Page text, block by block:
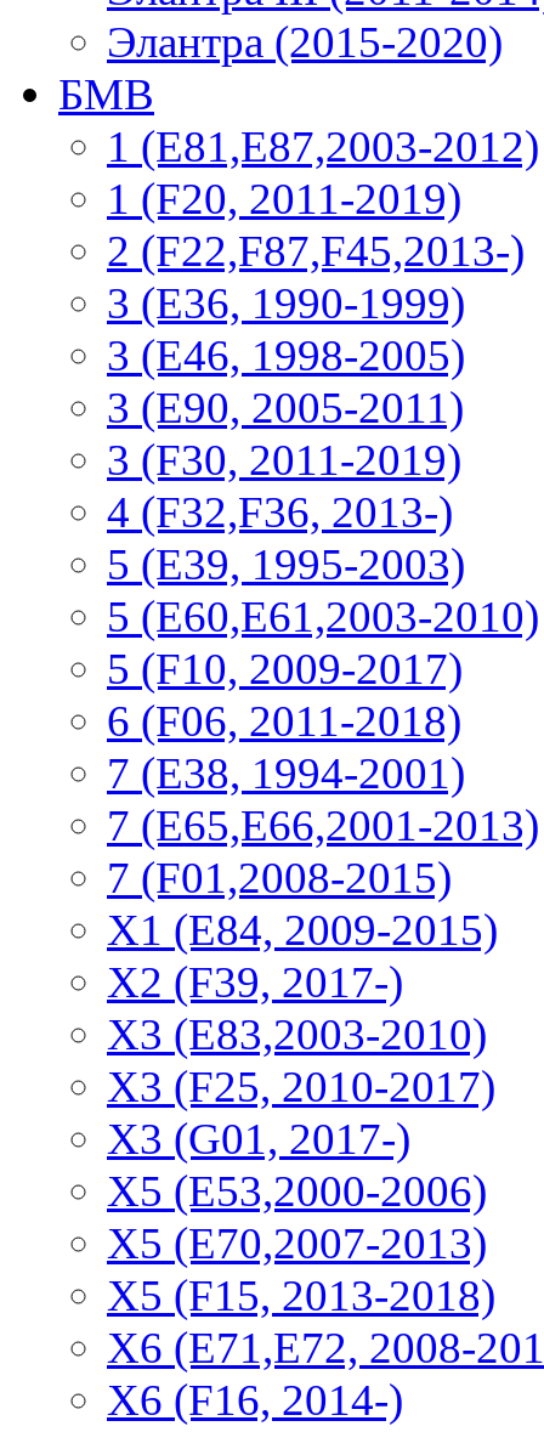
Элантра (2015-2020)
БМВ
1 (E81,E87,2003-2012)
1 (F20, 2011-2019)
2 (F22,F87,F45,2013-)
3 (Е36, 1990-1999)
3 (E46, 1998-2005)
3 (E90, 2005-2011)
3 (F30, 2011-2019)
4 (F32,F36, 2013-)
5 (E39, 1995-2003)
5 (E60,E61,2003-2010)
5 (F10, 2009-2017)
6 (F06, 2011-2018)
7 (E38, 1994-2001)
7 (E65,E66,2001-2013)
7 (F01,2008-2015)
X1 (E84, 2009-2015)
Х2 (F39, 2017-)
X3 (E83,2003-2010)
X3 (F25, 2010-2017)
X3 (G01, 2017-)
X5 (E53,2000-2006)
X5 (E70,2007-2013)
X5 (F15, 2013-2018)
X6 (E71,E72, 2008-
X6 (F16, 2014-)